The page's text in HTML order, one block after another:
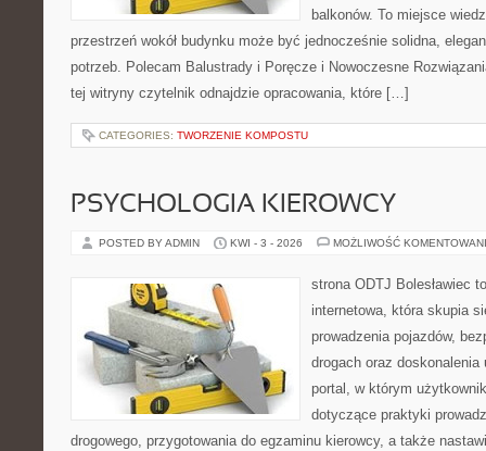
balkonów. To miejsce
przestrzeń wokół budynku może być jednocześnie solidna,
potrzeb. Polecam Balustrady i Poręcze i Nowoczesne
tej witryny czytelnik odnajdzie opracowania, które […]
CATEGORIES: TWORZENIE KOMPOSTU
PSYCHOLOGIA KIEROWCY
POSTED BY ADMIN KWI - 3 - 2026 MOŻLIWOŚĆ
strona ODTJ Bolesławiec
internetowa, która skupia
prowadzenia pojazdów,
drogach oraz
portal, w którym
dotyczące praktyki
drogowego, przygotowania do egzaminu kierowcy, a także